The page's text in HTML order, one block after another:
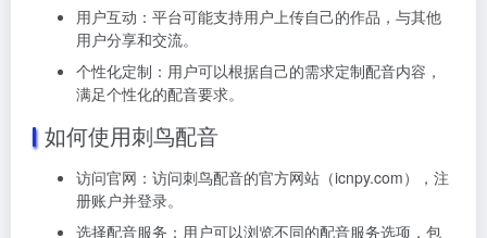
用户互动：平台可能支持用户上传自己的作品，与其他
用户分享和交流。
个性化定制：用户可以根据自己的需求定制配音内容，
满足个性化的配音要求。
如何使用刺鸟配音
访问官网：访问刺鸟配音的官方网站（icnpy.com），注
册账户并登录。
选择配音服务：用户可以浏览不同的配音服务选项，包